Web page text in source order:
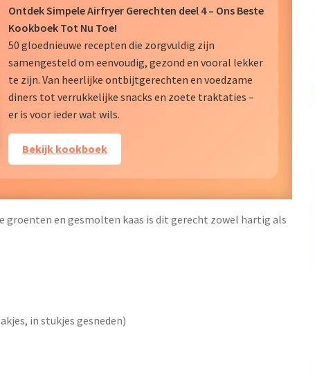
Ontdek Simpele Airfryer Gerechten deel 4 – Ons Beste
Kookboek Tot Nu Toe!
50 gloednieuwe recepten die zorgvuldig zijn
samengesteld om eenvoudig, gezond en vooral lekker
te zijn. Van heerlijke ontbijtgerechten en voedzame
diners tot verrukkelijke snacks en zoete traktaties –
er is voor ieder wat wils.
Bekijk kookboek
groenten en gesmolten kaas is dit gerecht zowel hartig als
in stukjes gesneden)